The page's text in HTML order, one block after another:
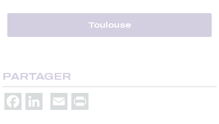
Toulouse
PARTAGER
FacebookLinkedIn Email